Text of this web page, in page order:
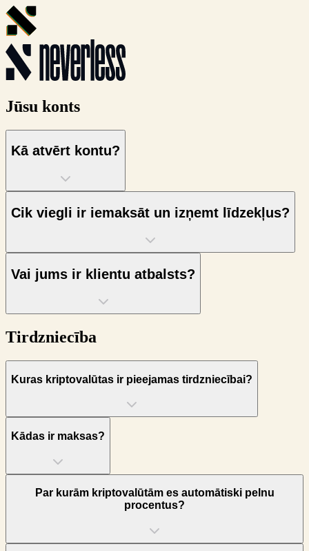
Jūsu konts
Kā atvērt kontu?
Cik viegli ir iemaksāt un izņemt līdzekļus?
Vai jums ir klientu atbalsts?
Tirdzniecība
Kuras kriptovalūtas ir pieejamas tirdzniecībai?
Kādas ir maksas?
Par kurām kriptovalūtām es automātiski pelnu
procentus?